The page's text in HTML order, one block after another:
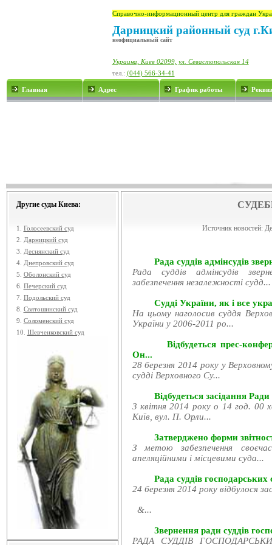
Справочно-информационный центр для граждан
Дарницкий районный суд
неофициальный сайт
Украина, Киев 02099, ул. Севастопольская 14
тел.: (044) 566-34-41
Главная Адрес График работы
Другие суды Киева:
1. Голосеевский суд
2.
Дарницкий суд
3.
Деснянский суд
4. Днепровский суд
5. Оболонский суд
6. Печерский суд
7. Подольский суд
8. Святошинский суд
9. Соломенский суд
10. Шевченковский суд
Источник новостей:
Рада суддів адмінсудів
Рада суддів адмінсудів
забезпечення незалежності судд...
Судді України, як і все
На цьому наголосив суддя
України у 2006-2011 ро...
Відбудеться прес-
Он...
28 березня 2014 року у
судді Верховного Су...
Відбудеться засідання
3 квітня 2014 року о 14 год. 00
Київ, вул. П. Орли...
Затверджено форми
З метою забезпечення
апеляційними і місцевими суда...
Рада суддів господарських
24 березня 2014 року відбулося
&...
Звернення ради суддів
РАДА СУДДІВ